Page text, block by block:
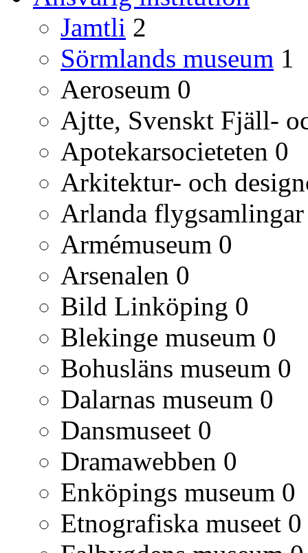
Jamtli 2
Sörmlands museum 1
Aeroseum 0
Ajtte, Svenskt Fjäll-
Apotekarsocieteten 0
Arkitektur- och
Arlanda flygsamlingar
Armémuseum 0
Arsenalen 0
Bild Linköping 0
Blekinge museum 0
Bohusläns museum 0
Dalarnas museum 0
Dansmuseet 0
Dramawebben 0
Enköpings museum 0
Etnografiska museet 0